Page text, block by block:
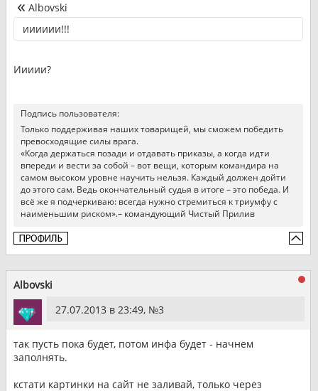
Albovski
ииииии!!!
Иииии?
Подпись пользователя:
Только поддерживая наших товарищей, мы сможем победить
превосходящие силы врага.
«Когда держаться позади и отдавать приказы, а когда идти
впереди и вести за собой – вот вещи, которым командира на
самом высоком уровне научить нельзя. Каждый должен дойти
до этого сам. Ведь окончательный судья в итоге – это победа. И
всё же я подчеркиваю: всегда нужно стремиться к триумфу с
наименьшим риском».– командующий Чистый Прилив
Albovski
27.07.2013 в 23:49, №3
так пусть пока будет, потом инфа будет - начнем
заполнять.
кстати картинки на сайт не заливай, только через